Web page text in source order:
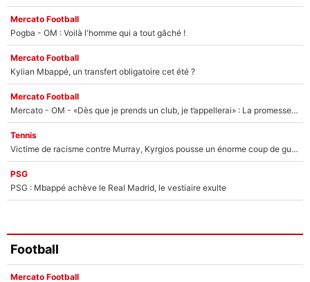
Mercato Football
Pogba - OM : Voilà l'homme qui a tout gâché !
Mercato Football
Kylian Mbappé, un transfert obligatoire cet été ?
Mercato Football
Mercato - OM - «Dès que je prends un club, je t’appellerai» : La promesse de Marcelino au moment de claquer la porte
Tennis
Victime de racisme contre Murray, Kyrgios pousse un énorme coup de gueule !
PSG
PSG : Mbappé achève le Real Madrid, le vestiaire exulte
Football
Mercato Football